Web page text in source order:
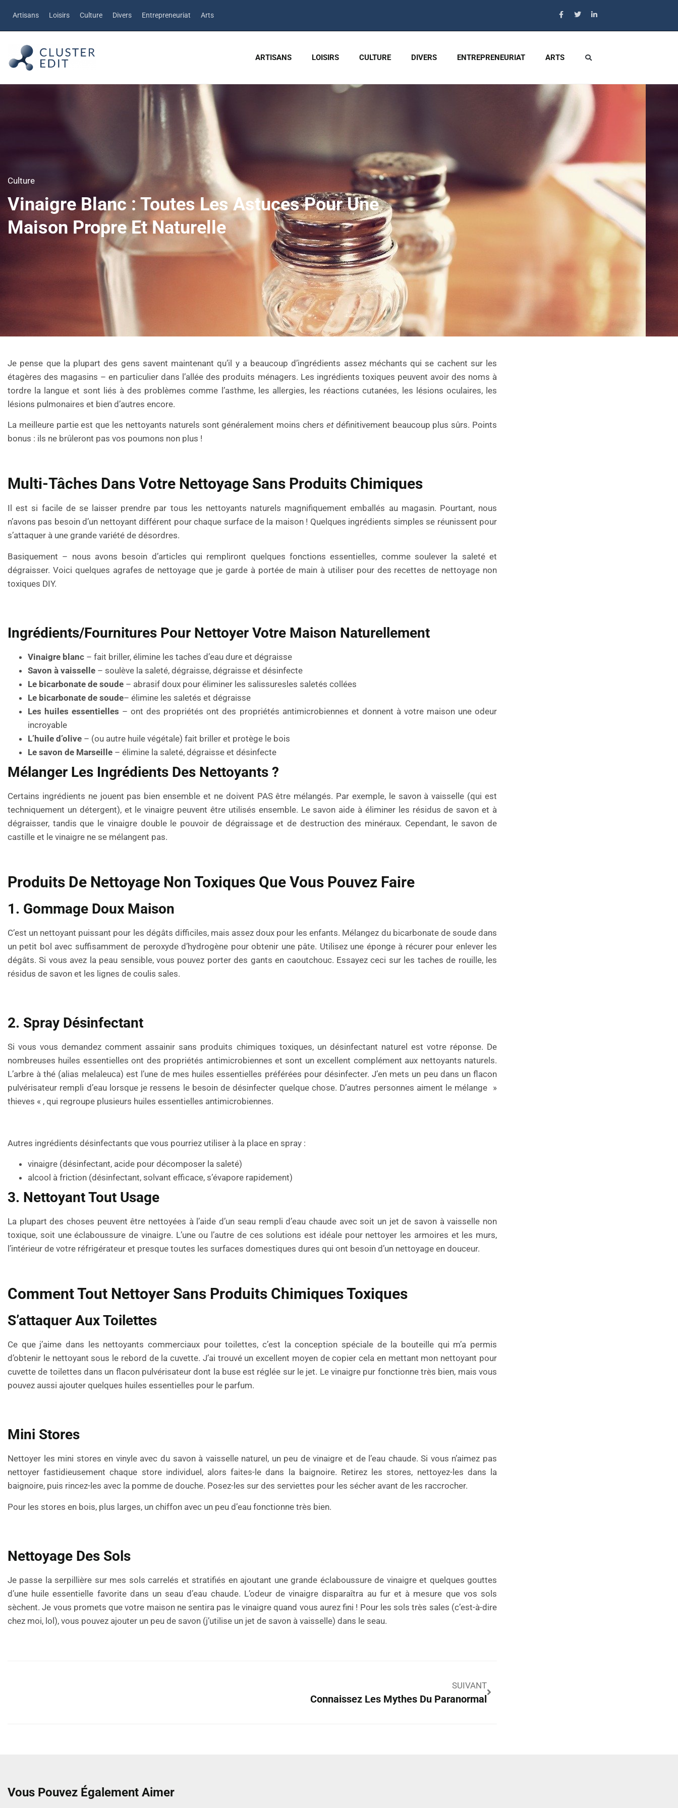
Artisans Loisirs Culture Divers Entrepreneuriat Arts
ARTISANS LOISIRS CULTURE DIVERS ENTREPRENEURIAT ARTS
Culture
Vinaigre Blanc : Toutes Les Astuces Pour Une
Maison Propre Et Naturelle
Je pense que la plupart des gens savent maintenant qu’il y a beaucoup d’ingrédients assez méchants qui se cachent sur les
étagères des magasins – en particulier dans l’allée des produits ménagers. Les ingrédients toxiques peuvent avoir des noms à
tordre la langue et sont liés à des problèmes comme l’asthme, les allergies, les réactions cutanées, les lésions oculaires, les
lésions pulmonaires et bien d’autres encore.
La meilleure partie est que les nettoyants naturels sont généralement moins chers et définitivement beaucoup plus sûrs. Points
bonus : ils ne brûleront pas vos poumons non plus !
Multi-Tâches Dans Votre Nettoyage Sans Produits Chimiques
Il est si facile de se laisser prendre par tous les nettoyants naturels magnifiquement emballés au magasin. Pourtant, nous
n’avons pas besoin d’un nettoyant différent pour chaque surface de la maison ! Quelques ingrédients simples se réunissent pour
s’attaquer à une grande variété de désordres.
Basiquement – nous avons besoin d’articles qui rempliront quelques fonctions essentielles, comme soulever la saleté et
dégraisser. Voici quelques agrafes de nettoyage que je garde à portée de main à utiliser pour des recettes de nettoyage non
toxiques DIY.
Ingrédients/fournitures Pour Nettoyer Votre Maison Naturellement
Vinaigre blanc – fait briller, élimine les taches d’eau dure et dégraisse
Savon à vaisselle – soulève la saleté, dégraisse, dégraisse et désinfecte
Le bicarbonate de soude – abrasif doux pour éliminer les salissuresles saletés collées
Le bicarbonate de soude– élimine les saletés et dégraisse
Les huiles essentielles – ont des propriétés ont des propriétés antimicrobiennes et donnent à votre maison une odeur
incroyable
L’huile d’olive – (ou autre huile végétale) fait briller et protège le bois
Le savon de Marseille – élimine la saleté, dégraisse et désinfecte
Mélanger Les Ingrédients Des Nettoyants ?
Certains ingrédients ne jouent pas bien ensemble et ne doivent PAS être mélangés. Par exemple, le savon à vaisselle (qui est
techniquement un détergent), et le vinaigre peuvent être utilisés ensemble. Le savon aide à éliminer les résidus de savon et à
dégraisser, tandis que le vinaigre double le pouvoir de dégraissage et de destruction des minéraux. Cependant, le savon de
castille et le vinaigre ne se mélangent pas.
Produits De Nettoyage Non Toxiques Que Vous Pouvez Faire
1. Gommage Doux Maison
C’est un nettoyant puissant pour les dégâts difficiles, mais assez doux pour les enfants. Mélangez du bicarbonate de soude dans
un petit bol avec suffisamment de peroxyde d’hydrogène pour obtenir une pâte. Utilisez une éponge à récurer pour enlever les
dégâts. Si vous avez la peau sensible, vous pouvez porter des gants en caoutchouc. Essayez ceci sur les taches de rouille, les
résidus de savon et les lignes de coulis sales.
2. Spray Désinfectant
Si vous vous demandez comment assainir sans produits chimiques toxiques, un désinfectant naturel est votre réponse. De
nombreuses huiles essentielles ont des propriétés antimicrobiennes et sont un excellent complément aux nettoyants naturels.
L’arbre à thé (alias melaleuca) est l’une de mes huiles essentielles préférées pour désinfecter. J’en mets un peu dans un flacon
pulvérisateur rempli d’eau lorsque je ressens le besoin de désinfecter quelque chose. D’autres personnes aiment le mélange »
thieves « , qui regroupe plusieurs huiles essentielles antimicrobiennes.
Autres ingrédients désinfectants que vous pourriez utiliser à la place en spray :
vinaigre (désinfectant, acide pour décomposer la saleté)
alcool à friction (désinfectant, solvant efficace, s’évapore rapidement)
3. Nettoyant Tout Usage
La plupart des choses peuvent être nettoyées à l’aide d’un seau rempli d’eau chaude avec soit un jet de savon à vaisselle non
toxique, soit une éclaboussure de vinaigre. L’une ou l’autre de ces solutions est idéale pour nettoyer les armoires et les murs,
l’intérieur de votre réfrigérateur et presque toutes les surfaces domestiques dures qui ont besoin d’un nettoyage en douceur.
Comment Tout Nettoyer Sans Produits Chimiques Toxiques
S’attaquer Aux Toilettes
Ce que j’aime dans les nettoyants commerciaux pour toilettes, c’est la conception spéciale de la bouteille qui m’a permis
d’obtenir le nettoyant sous le rebord de la cuvette. J’ai trouvé un excellent moyen de copier cela en mettant mon nettoyant pour
cuvette de toilettes dans un flacon pulvérisateur dont la buse est réglée sur le jet. Le vinaigre pur fonctionne très bien, mais vous
pouvez aussi ajouter quelques huiles essentielles pour le parfum.
Mini Stores
Nettoyer les mini stores en vinyle avec du savon à vaisselle naturel, un peu de vinaigre et de l’eau chaude. Si vous n’aimez pas
nettoyer fastidieusement chaque store individuel, alors faites-le dans la baignoire. Retirez les stores, nettoyez-les dans la
baignoire, puis rincez-les avec la pomme de douche. Posez-les sur des serviettes pour les sécher avant de les raccrocher.
Pour les stores en bois, plus larges, un chiffon avec un peu d’eau fonctionne très bien.
Nettoyage Des Sols
Je passe la serpillière sur mes sols carrelés et stratifiés en ajoutant une grande éclaboussure de vinaigre et quelques gouttes
d’une huile essentielle favorite dans un seau d’eau chaude. L’odeur de vinaigre disparaîtra au fur et à mesure que vos sols
sèchent. Je vous promets que votre maison ne sentira pas le vinaigre quand vous aurez fini ! Pour les sols très sales (c’est-à-dire
chez moi, lol), vous pouvez ajouter un peu de savon (j’utilise un jet de savon à vaisselle) dans le seau.
SUIVANT
Connaissez Les Mythes Du Paranormal
Vous Pouvez Également Aimer